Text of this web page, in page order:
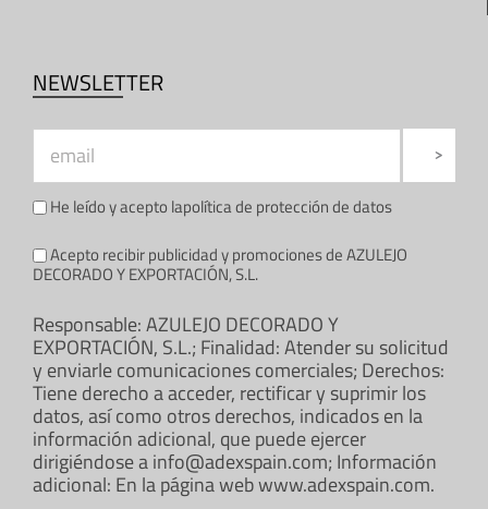
NEWSLETTER
He leído y acepto lapolítica de protección de datos
Acepto recibir publicidad y promociones de AZULEJO
DECORADO Y EXPORTACIÓN, S.L.
Responsable: AZULEJO DECORADO Y
EXPORTACIÓN, S.L.; Finalidad: Atender su solicitud
y enviarle comunicaciones comerciales; Derechos:
Tiene derecho a acceder, rectificar y suprimir los
datos, así como otros derechos, indicados en la
información adicional, que puede ejercer
dirigiéndose a info@adexspain.com; Información
adicional: En la página web www.adexspain.com.